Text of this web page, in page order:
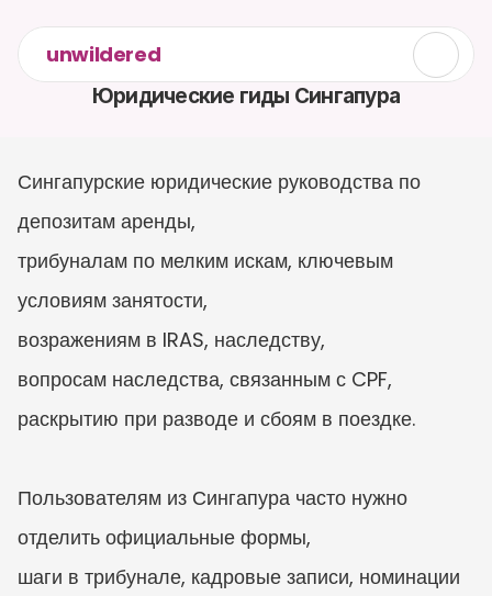
unwildered
Юридические гиды Сингапура
Сингапурские юридические руководства по
депозитам аренды,
трибуналам по мелким искам, ключевым
условиям занятости,
возражениям в IRAS, наследству,
вопросам наследства, связанным с CPF,
раскрытию при разводе и сбоям в поездке.
Пользователям из Сингапура часто нужно
отделить официальные формы,
шаги в трибунале, кадровые записи, номинации